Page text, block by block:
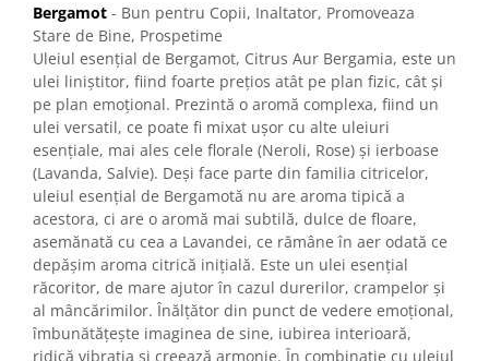
Bergamot - Bun pentru Copii, Inaltator, Promoveaza
Stare de Bine, Prospetime
Uleiul esențial de Bergamot, Citrus Aur Bergamia, este un
ulei liniștitor, fiind foarte prețios atât pe plan fizic, cât și
pe plan emoțional. Prezintă o aromă complexa, fiind un
ulei versatil, ce poate fi mixat ușor cu alte uleiuri
esențiale, mai ales cele florale (Neroli, Rose) și ierboase
(Lavanda, Salvie). Deși face parte din familia citricelor,
uleiul esențial de Bergamotă nu are aroma tipică a
acestora, ci are o aromă mai subtilă, dulce de floare,
asemănată cu cea a Lavandei, ce rămâne în aer odată ce
depășim aroma citrică inițială. Este un ulei esențial
răcoritor, de mare ajutor în cazul durerilor, crampelor și
al mâncărimilor. Înălțător din punct de vedere emoțional,
îmbunătățește imaginea de sine, iubirea interioară,
ridică vibrația și creează armonie. În combinație cu uleiul